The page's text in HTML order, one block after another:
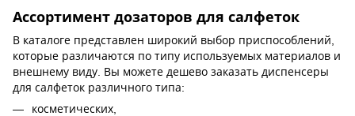
Ассортимент дозаторов для салфеток
В каталоге представлен широкий выбор приспособлений,
которые различаются по типу используемых материалов и
внешнему виду. Вы можете дешево заказать диспенсеры
для салфеток различного типа:
косметических,